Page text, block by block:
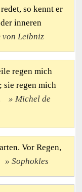
so kennt er
inneren
Leibniz
regen mich
regen mich
Michel de
Vor Regen,
Sophokles